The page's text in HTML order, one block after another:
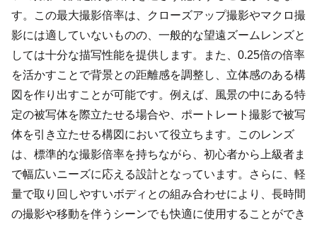
す。この最大撮影倍率は、クローズアップ撮影やマクロ撮
影には適していないものの、一般的な望遠ズームレンズと
しては十分な描写性能を提供します。また、0.25倍の倍率
を活かすことで背景との距離感を調整し、立体感のある構
図を作り出すことが可能です。例えば、風景の中にある特
定の被写体を際立たせる場合や、ポートレート撮影で被写
体を引き立たせる構図において役立ちます。このレンズ
は、標準的な撮影倍率を持ちながら、初心者から上級者ま
で幅広いニーズに応える設計となっています。さらに、軽
量で取り回しやすいボディとの組み合わせにより、長時間
の撮影や移動を伴うシーンでも快適に使用することができ